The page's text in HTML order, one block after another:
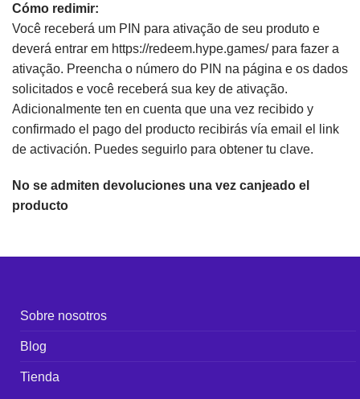
Cómo redimir:
Você receberá um PIN para ativação de seu produto e
deverá entrar em https://redeem.hype.games/ para fazer a
ativação. Preencha o número do PIN na página e os dados
solicitados e você receberá sua key de ativação.
Adicionalmente ten en cuenta que una vez recibido y
confirmado el pago del producto recibirás vía email el link
de activación. Puedes seguirlo para obtener tu clave.
No se admiten devoluciones una vez canjeado el
producto
Sobre nosotros
Blog
Tienda